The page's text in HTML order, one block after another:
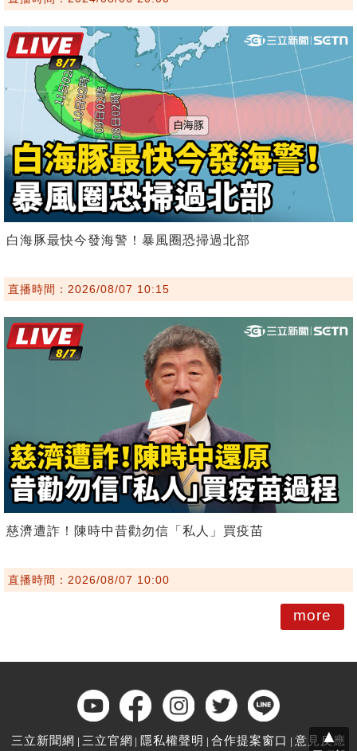
白海豚最快今發海警！暴風圈恐掃過北部
直播時間：2026/08/07 10:15
慈濟遭詐！陳時中昔勸勿信「私人」買疫苗
直播時間：2026/08/07 10:00
more
三立新聞網 三立官網 隱私權聲明 合作提案窗口 意見反應
▲